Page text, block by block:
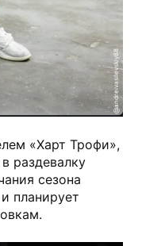
@andreivasilevskiy88
«Харт Трофи»,
раздевалку
сезона
планирует